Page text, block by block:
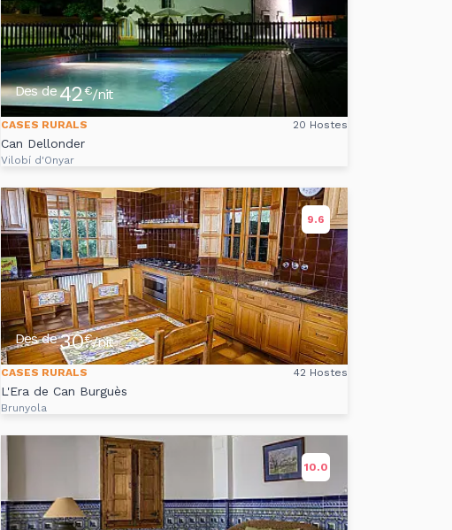
Des de42€/nit
CASES RURALS 20 Hostes
Can Dellonder
Vilobí d'Onyar
9.6
Des de30€/nit
CASES RURALS 42 Hostes
L'Era de Can Burguès
Brunyola
10.0